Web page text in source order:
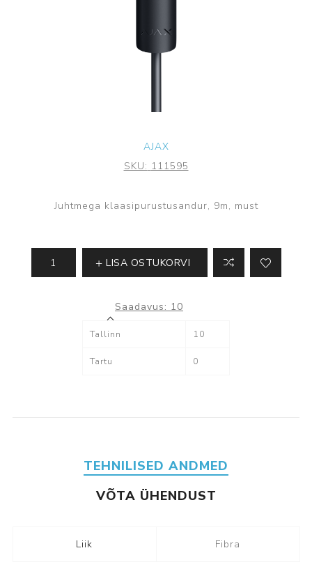
AJAX
SKU: 111595
Juhtmega klaasipurustusandur, 9m, must
LISA OSTUKORVI
Saadavus: 10
Tallinn 10
Tartu 0
TEHNILISED ANDMED
VÕTA ÜHENDUST
Liik Fibra